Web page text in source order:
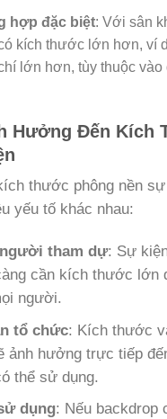
hợp đặc biệt: Với sân
kích thước lớn hơn, ví
lớn hơn, tùy thuộc
Hưởng Đến Kích
thước phông nền
yếu tố khác nhau:
tham dự: Sự
cần kích thước lớn
người.
tổ chức: Kích thước
ảnh hưởng trực tiếp
thể sử dụng.
dụng: Nếu backdrop